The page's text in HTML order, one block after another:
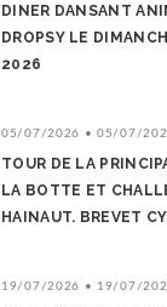
DINER DANSANT
DROPSY LE
2026
05/07/2026 • 05/07/
TOUR DE LA
LA BOTTE ET
HAINAUT. BREVET
19/07/2026 • 19/07/